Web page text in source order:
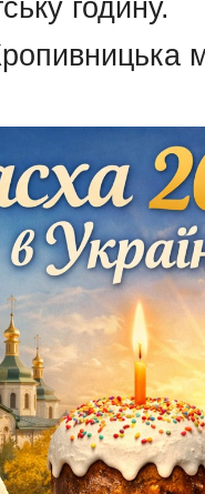
годину.